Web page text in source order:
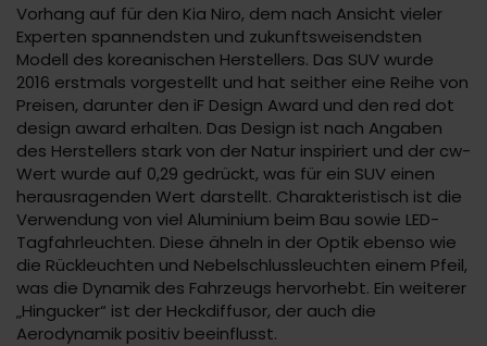
Vorhang auf für den Kia Niro, dem nach Ansicht vieler
Experten spannendsten und zukunftsweisendsten
Modell des koreanischen Herstellers. Das SUV wurde
2016 erstmals vorgestellt und hat seither eine Reihe von
Preisen, darunter den iF Design Award und den red dot
design award erhalten. Das Design ist nach Angaben
des Herstellers stark von der Natur inspiriert und der cw-
Wert wurde auf 0,29 gedrückt, was für ein SUV einen
herausragenden Wert darstellt. Charakteristisch ist die
Verwendung von viel Aluminium beim Bau sowie LED-
Tagfahrleuchten. Diese ähneln in der Optik ebenso wie
die Rückleuchten und Nebelschlussleuchten einem Pfeil,
was die Dynamik des Fahrzeugs hervorhebt. Ein weiterer
„Hingucker“ ist der Heckdiffusor, der auch die
Aerodynamik positiv beeinflusst.